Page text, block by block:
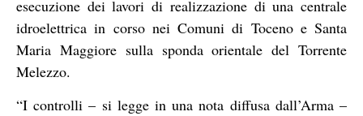
esecuzione dei lavori di realizzazione di una centrale
idroelettrica in corso nei Comuni di Toceno e Santa
Maria Maggiore sulla sponda orientale del Torrente
Melezzo.
“I controlli – si legge in una nota diffusa dall’Arma –